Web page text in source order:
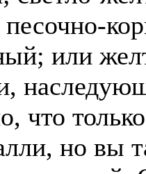
песочно-
или
что
но вы